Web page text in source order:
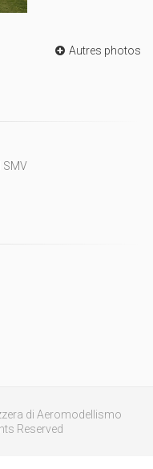
Autres photos
SMV
di Aeromodellismo
Reserved